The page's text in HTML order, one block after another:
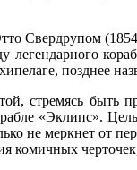
Свердрупом
легендарного
позднее
стремясь быть
«Эклипс».
не меркнет от
комичных